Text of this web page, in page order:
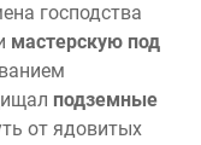
господства
мастерскую под
подземные
от ядовитых